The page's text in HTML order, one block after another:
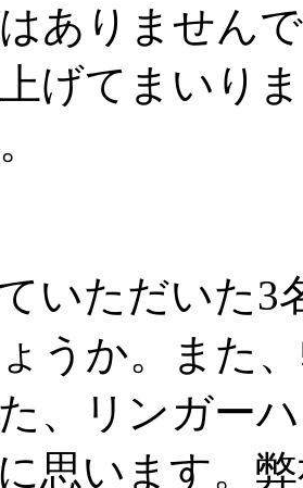
ありません
げてまいり
いただいた3
うか。また
、リンガー
思います。